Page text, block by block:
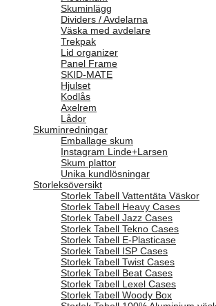
Skuminlägg
Dividers / Avdelarna
Väska med avdelare
Trekpak
Lid organizer
Panel Frame
SKID-MATE
Hjulset
Kodlås
Axelrem
Lådor
Skuminredningar
Emballage skum
Instagram Linde+Larsen
Skum plattor
Unika kundlösningar
Storleksöversikt
Storlek Tabell Vattentäta Väskor
Storlek Tabell Heavy Cases
Storlek Tabell Jazz Cases
Storlek Tabell Tekno Cases
Storlek Tabell E-Plasticase
Storlek Tabell ISP Cases
Storlek Tabell Twist Cases
Storlek Tabell Beat Cases
Storlek Tabell Lexel Cases
Storlek Tabell Woody Box